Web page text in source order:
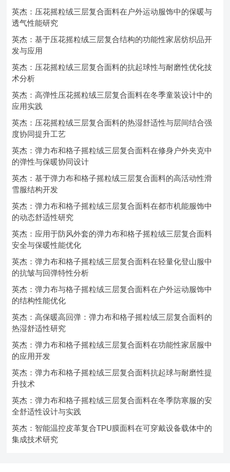
英杰：压花摇粒绒三层复合面料在户外运动服饰中的保暖与
透气性能研究
英杰：基于压花摇粒绒三层复合结构的功能性家居纺织品开
发与应用
英杰：压花摇粒绒三层复合面料的抗起球性与耐磨性优化技
术分析
英杰：高弹性压花摇粒绒三层复合面料在冬季童装设计中的
应用实践
英杰：压花摇粒绒三层复合面料的热湿舒适性与层间结合强
度协同提升工艺
英杰：弹力布和格子摇粒绒三层复合面料在修身户外夹克中
的弹性与保暖协同设计
英杰：基于弹力布和格子摇粒绒三层复合面料的高活动性滑
雪服结构开发
英杰：弹力布和格子摇粒绒三层复合面料在都市机能服饰中
的动态舒适性研究
英杰：应用于防风外套的弹力布和格子摇粒绒三层复合面料
安全与保暖性能优化
英杰：弹力布和格子摇粒绒三层复合面料在轻量化登山服中
的抗皱与回弹特性分析
英杰：弹力布与格子摇粒绒三层复合面料在户外运动服饰中
的结构性能优化
英杰：高保暖高回弹：弹力布和格子摇粒绒三层复合面料的
热湿舒适性研究
英杰：弹力布和格子摇粒绒三层复合面料在功能性家居服中
的应用开发
英杰：弹力布和格子摇粒绒三层复合面料抗起球与耐磨性提
升技术
英杰：弹力布和格子摇粒绒三层复合面料在冬季防寒服的安
全舒适性设计与实践
英杰：智能温控皮革复合TPU膜面料在可穿戴设备载体中的
集成技术研究